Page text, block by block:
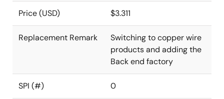
Price (USD) $3.311
Replacement Remark
Switching to copper wire
products and adding the
Back end factory
SPI (#) 0